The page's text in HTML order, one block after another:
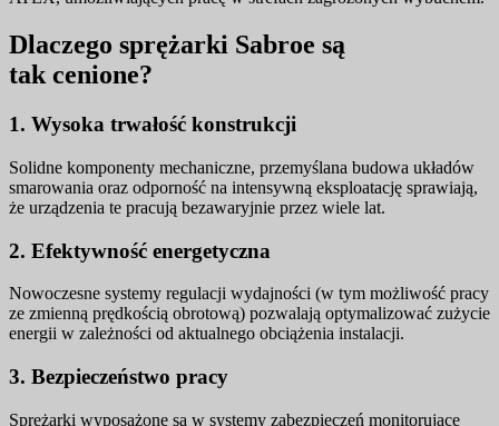
Dlaczego sprężarki Sabroe są
tak cenione?
1. Wysoka trwałość konstrukcji
Solidne komponenty mechaniczne, przemyślana budowa układów
smarowania oraz odporność na intensywną eksploatację sprawiają,
że urządzenia te pracują bezawaryjnie przez wiele lat.
2. Efektywność energetyczna
Nowoczesne systemy regulacji wydajności (w tym możliwość pracy
ze zmienną prędkością obrotową) pozwalają optymalizować zużycie
energii w zależności od aktualnego obciążenia instalacji.
3. Bezpieczeństwo pracy
Sprężarki wyposażone są w systemy zabezpieczeń monitorujące